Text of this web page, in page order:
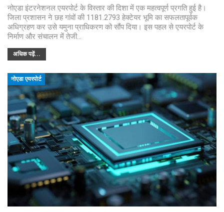
नोएडा इंटरनेशनल एयरपोर्ट के विस्तार की दिशा में एक महत्वपूर्ण प्रगति हुई है।
जिला प्रशासन ने छह गांवों की 1181.2793 हेक्टेयर भूमि का सफलतापूर्वक
अधिग्रहण कर उसे यमुना प्राधिकरण को सौंप दिया। इस पहल से एयरपोर्ट के
निर्माण और संचालन में तेजी…
अधिक पढ़ें...
नोएडा एयरपोर्ट